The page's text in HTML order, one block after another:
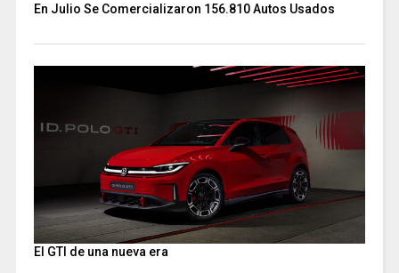
En Julio Se Comercializaron 156.810 Autos Usados
El GTI de una nueva era